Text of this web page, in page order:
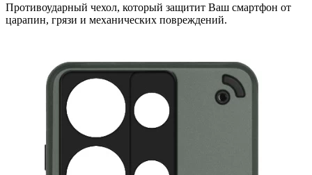
Противоударный чехол, который защитит Ваш смартфон от
царапин, грязи и механических повреждений.